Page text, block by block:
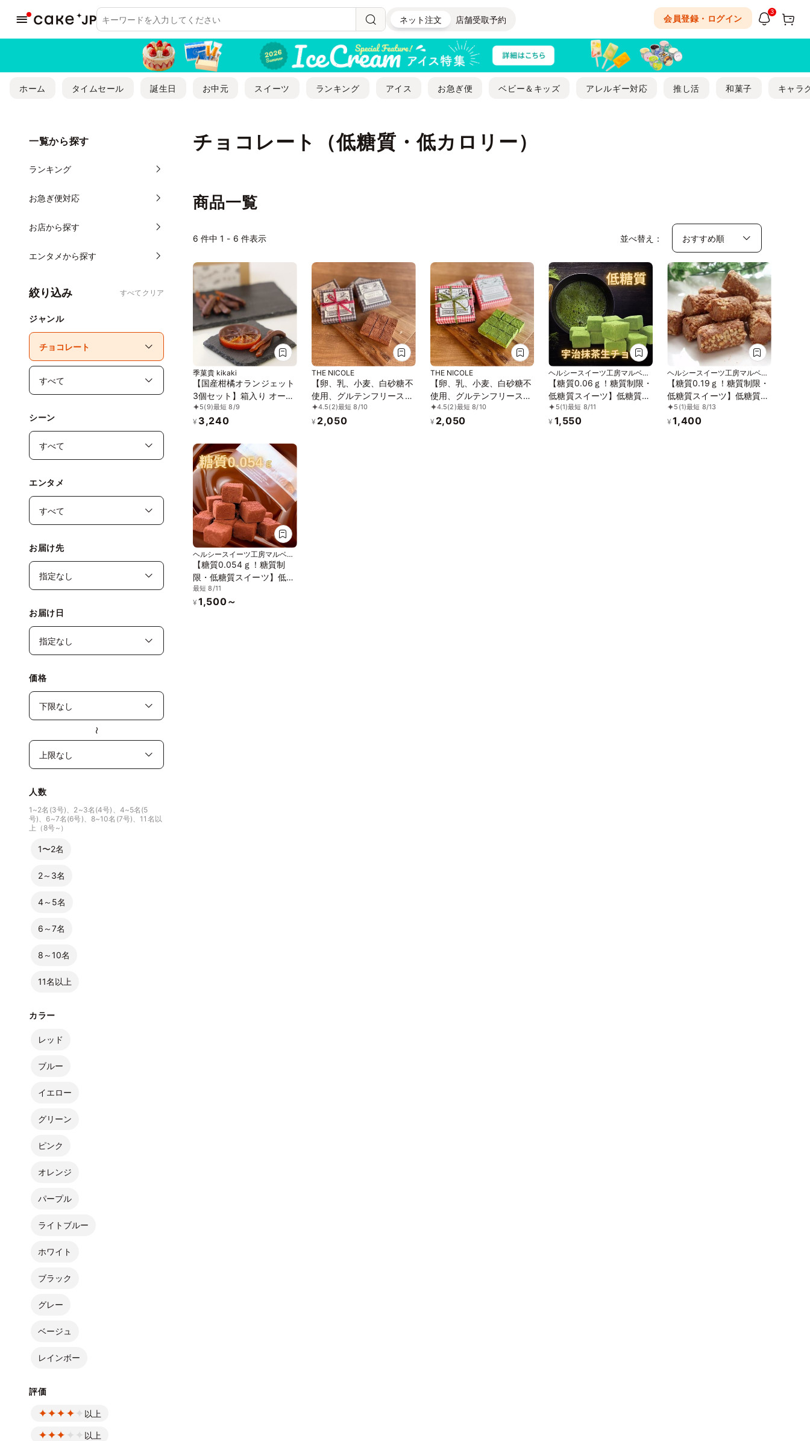
ネット注文 店舗受取予約 会員登録・ログイン
3
ホーム タイムセール 誕生日 お中元 スイーツ ランキング アイス お急ぎ便 ベビー＆キッズ アレルギー対応 推し活 和菓子 キャラ
チョコレート（低糖質・低カロリー）
一覧から探す
ランキング
お急ぎ便対応
お店から探す
エンタメから探す
絞り込み すべてクリア
ジャンル
シーン
エンタメ
お届け先
お届け日
価格
〜
人数
1~2名(3号)、2~3名(4号)、4~5名(5
号)、6~7名(6号)、8~10名(7号)、11名以
上（8号~）
1〜2名
2～3名
4～5名
6～7名
8～10名
11名以上
カラー
レッド
ブルー
イエロー
グリーン
ピンク
オレンジ
パープル
ライトブルー
ホワイト
ブラック
グレー
ベージュ
レインボー
評価
以上
以上
商品一覧
6 件中 1 - 6 件表示 並べ替え：
季菓貴 kikaki
【国産柑橘オランジェット
3個セット】箱入り オーガ
ニック・グルテンフリー・
添加物不使用・動物性食品
5(9)最短 8/9
¥ 3,240
THE NICOLE
【卵、乳、小麦、白砂糖不
使用、グルテンフリースイ
ーツ】ボタニカルショコラ
京豆腐生チョコ 《ヴィー
4.5(2)最短 8/10
¥ 2,050
THE NICOLE
【卵、乳、小麦、白砂糖不
使用、グルテンフリースイ
ーツ】ボタニカルショコラ
生チョコ 京抹茶 〜京豆腐
4.5(2)最短 8/10
¥ 2,050
ヘルシースイーツ工房マルベリ
ー【糖質0.06ｇ！糖質制限・
低糖質スイーツ】低糖質宇
治抹茶生チョコ 15粒入
5(1)最短 8/11
¥ 1,550
ヘルシースイーツ工房マルベリ
ー【糖質0.19ｇ！糖質制限・
低糖質スイーツ】低糖質ア
ーモンドチョコレート 15
粒入
5 (1)最短 8/13
¥ 1,400
ヘルシースイーツ工房マルベリ
ー【糖質0.054ｇ！糖質制
限・低糖質スイーツ】低糖
質生チョコ 15粒
最短 8/11
¥ 1,500～